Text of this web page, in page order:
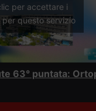
per accettare i
per questo servizio
63° puntata: